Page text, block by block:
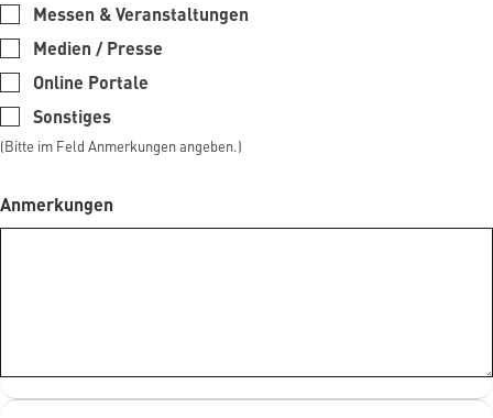
Messen & Veranstaltungen
Medien / Presse
Online Portale
Sonstiges
(Bitte im Feld Anmerkungen angeben.)
Anmerkungen